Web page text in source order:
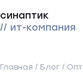
синаптик
// ит-компания
Главная / Блог /